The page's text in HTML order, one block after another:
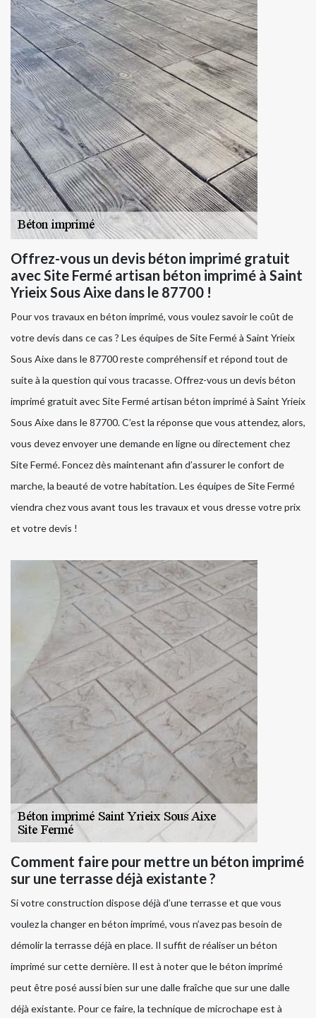
Offrez-vous un devis béton imprimé gratuit
avec Site Fermé artisan béton imprimé à Saint
Yrieix Sous Aixe dans le 87700 !
Pour vos travaux en béton imprimé, vous voulez savoir le coût de
votre devis dans ce cas ? Les équipes de Site Fermé à Saint Yrieix
Sous Aixe dans le 87700 reste compréhensif et répond tout de
suite à la question qui vous tracasse. Offrez-vous un devis béton
imprimé gratuit avec Site Fermé artisan béton imprimé à Saint Yrieix
Sous Aixe dans le 87700. C’est la réponse que vous attendez, alors,
vous devez envoyer une demande en ligne ou directement chez
Site Fermé. Foncez dès maintenant afin d’assurer le confort de
marche, la beauté de votre habitation. Les équipes de Site Fermé
viendra chez vous avant tous les travaux et vous dresse votre prix
et votre devis !
Comment faire pour mettre un béton imprimé
sur une terrasse déjà existante ?
Si votre construction dispose déjà d’une terrasse et que vous
voulez la changer en béton imprimé, vous n’avez pas besoin de
démolir la terrasse déjà en place. Il suffit de réaliser un béton
imprimé sur cette dernière. Il est à noter que le béton imprimé
peut être posé aussi bien sur une dalle fraîche que sur une dalle
déjà existante. Pour ce faire, la technique de microchape est à